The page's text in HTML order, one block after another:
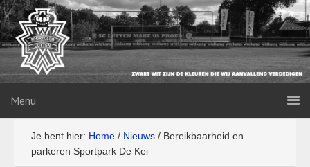
Menu
Je bent hier: Home / Nieuws / Bereikbaarheid en
parkeren Sportpark De Kei